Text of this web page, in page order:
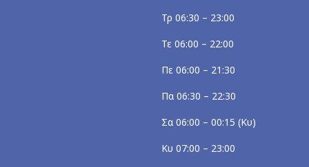
Τρ 06:30 – 23:00
Τε 06:00 – 22:00
Πε 06:00 – 21:30
Πα 06:30 – 22:30
Σα 06:00 – 00:15 (Κυ)
Κυ 07:00 – 23:00